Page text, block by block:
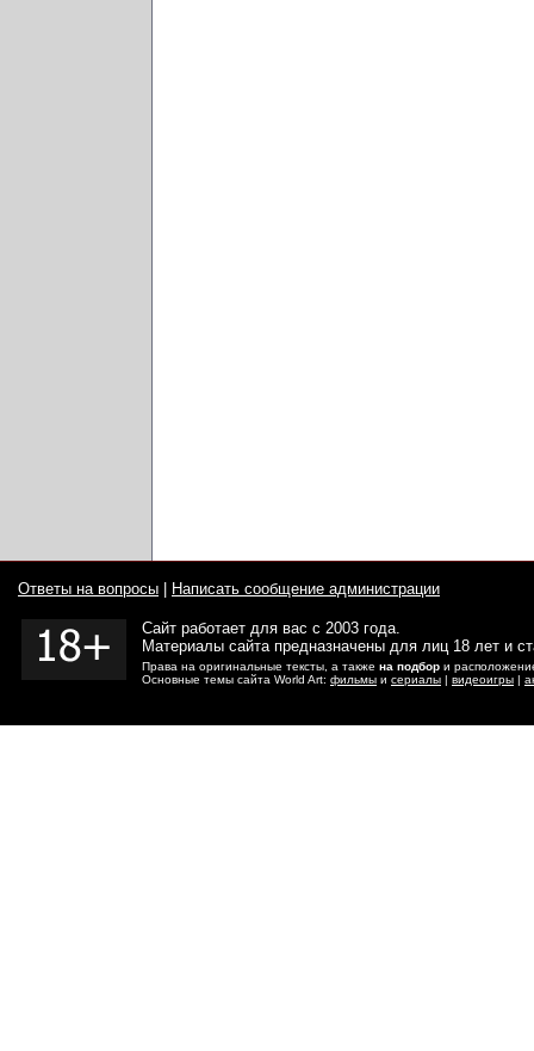
Ответы на вопросы Написать сообщение администрации
Сайт работает для вас с 2003 года.
Материалы сайта предназначены для лиц 18 лет и
Права на оригинальные тексты, а также на подбор и
Основные темы сайта World Art: фильмы и сериалы | видеоигры |